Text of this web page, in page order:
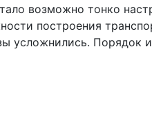
возможно тонко
построения
усложнились. Порядок